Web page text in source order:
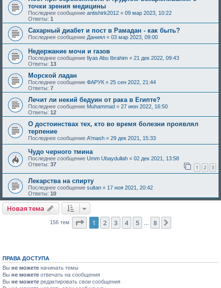
точки зрения медицины
Последнее сообщение antishirk2012 « 09 мар 2023, 10:22
Ответы: 1
Сахарный диабет и пост в Рамадан - как быть?
Последнее сообщение Даниял « 03 мар 2023, 09:00
Недержание мочи и газов
Последнее сообщение Ilyas Abu Ibrahim « 21 дек 2022, 09:43
Ответы: 13
Морской ладан
Последнее сообщение ФАРУК « 25 сен 2022, 21:44
Ответы: 7
Лечит ли некий бедуин от рака в Египте?
Последнее сообщение Muhammad « 27 июн 2022, 16:50
Ответы: 12
О достоинствах тех, кто во время болезни проявлял
терпение
Последнее сообщение A'mash « 29 дек 2021, 15:33
Чудо черного тмина
Последнее сообщение Umm Ubaydullah « 02 дек 2021, 13:58
Ответы: 37 1 2 3
Лекарства на спирту
Последнее сообщение sultan « 17 ноя 2021, 20:42
Ответы: 10
Новая тема
156 тем Страница из
1 2 3 4 5 8
ПРАВА ДОСТУПА
Вы не можете начинать темы
Вы не можете отвечать на сообщения
Вы не можете редактировать свои сообщения